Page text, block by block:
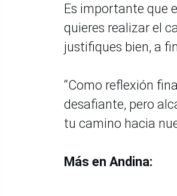
Es importante que
quieres realizar el
justifiques bien, a
“Como reflexión
desafiante, pero
tu camino hacia
Más en Andina: